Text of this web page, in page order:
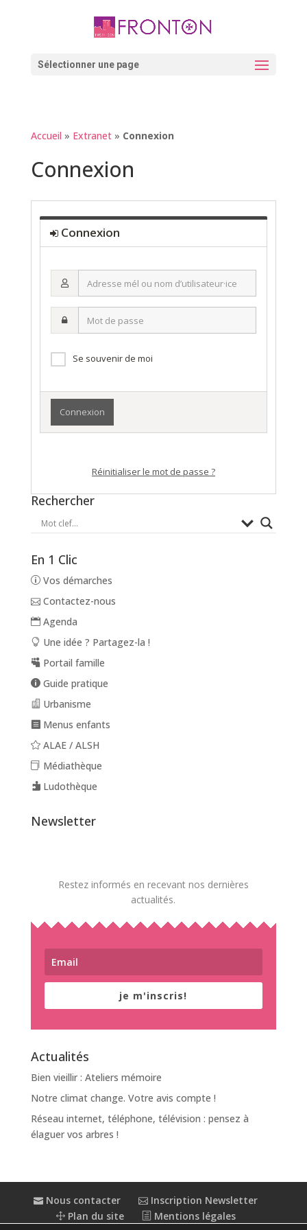
Sélectionner une page
Accueil » Extranet» Connexion
Connexion
Connexion
mél
nom
d’utilisateur·ice
Se souvenir de moi
Réinitialiser le mot de passe ?
Rechercher
En 1 Clic
Vos démarches
Contactez-nous
Agenda
Une idée ? Partagez-la !
Portail famille
Guide pratique
Urbanisme
Menus enfants
ALAE / ALSH
Médiathèque
Ludothèque
Newsletter
Restez informés en recevant nos dernières
actualités.
je m'inscris!
Actualités
Bien vieillir : Ateliers mémoire
Notre climat change. Votre avis compte !
Réseau internet, téléphone, télévision : pensez à
élaguer vos arbres !
Nous contacter
Inscription Newsletter
Plan du site
Mentions légales